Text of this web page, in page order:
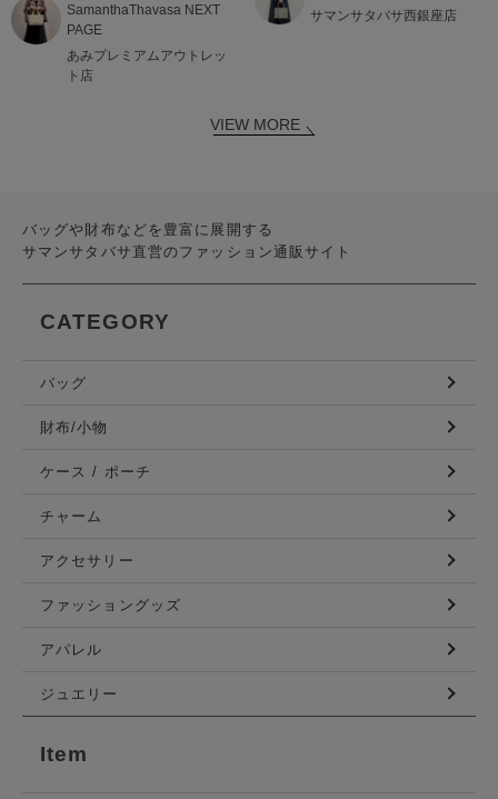
SamanthaThavasa NEXT
PAGE
あみプレミアムアウトレッ
ト店
サマンサタバサ西銀座店
VIEW MORE
バッグや財布などを豊富に展開する
サマンサタバサ直営のファッション通販サイト
CATEGORY
バッグ
財布/小物
ケース / ポーチ
チャーム
アクセサリー
ファッショングッズ
アパレル
ジュエリー
Item